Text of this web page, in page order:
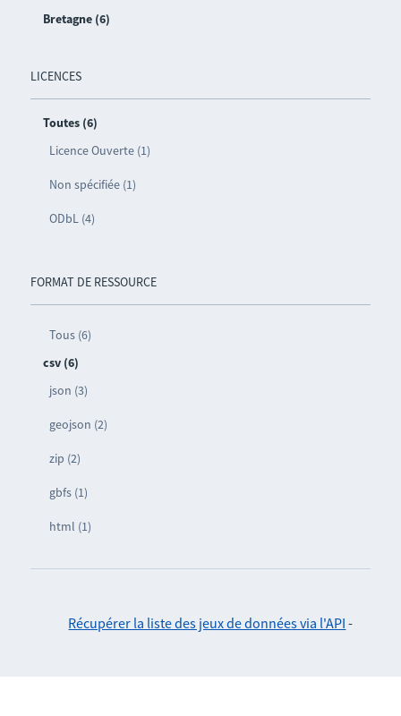
Bretagne (6)
LICENCES
Toutes (6)
Licence Ouverte (1)
Non spécifiée (1)
ODbL (4)
FORMAT DE RESSOURCE
Tous (6)
csv (6)
json (3)
geojson (2)
zip (2)
gbfs (1)
html (1)
Récupérer la liste des jeux de données via l'API -